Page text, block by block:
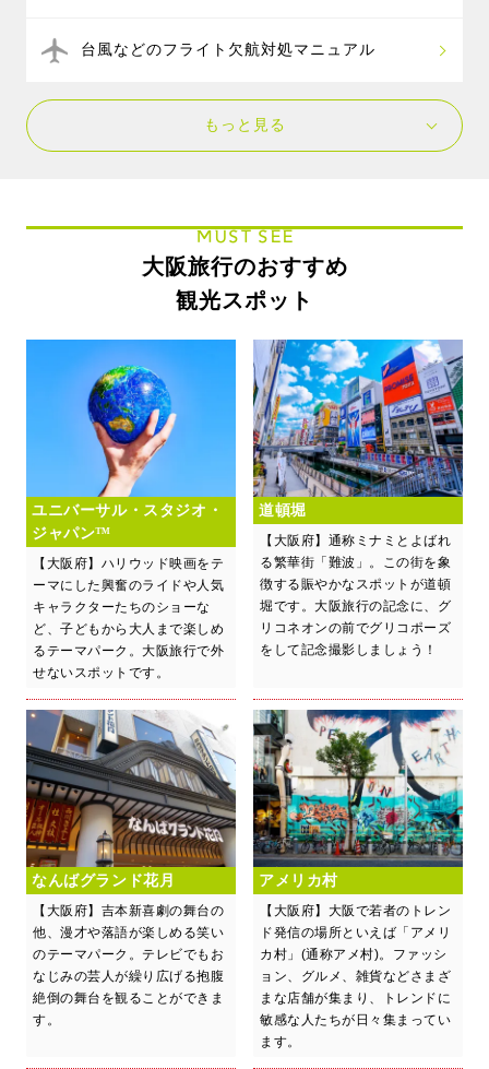
台風などのフライト欠航対処マニュアル
もっと見る
MUST SEE
大阪旅行のおすすめ
観光スポット
ユニバーサル・スタジオ・
ジャパン™
【大阪府】ハリウッド映画をテ
ーマにした興奮のライドや人気
キャラクターたちのショーな
ど、子どもから大人まで楽しめ
るテーマパーク。大阪旅行で外
せないスポットです。
道頓堀
【大阪府】通称ミナミとよばれ
る繁華街「難波」。この街を象
徴する賑やかなスポットが道頓
堀です。大阪旅行の記念に、グ
リコネオンの前でグリコポーズ
をして記念撮影しましょう！
なんばグランド花月
【大阪府】吉本新喜劇の舞台の
他、漫才や落語が楽しめる笑い
のテーマパーク。テレビでもお
なじみの芸人が繰り広げる抱腹
絶倒の舞台を観ることができま
す。
アメリカ村
【大阪府】大阪で若者のトレン
ド発信の場所といえば「アメリ
カ村」(通称アメ村)。ファッシ
ョン、グルメ、雑貨などさまざ
まな店舗が集まり、トレンドに
敏感な人たちが日々集まってい
ます。